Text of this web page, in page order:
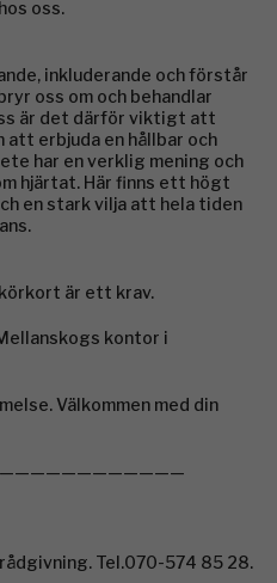
oss.
inkluderande och förstår
oss om och behandlar
är det därför viktigt att
erbjuda en hållbar och
har en verklig mening och
hjärtat. Här finns ett högt
en stark vilja att hela tiden
är ett krav.
kontor i
Välkommen med din
Tel.070-574 85 28.